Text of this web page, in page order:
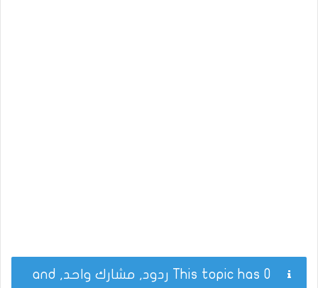
This topic has 0 ردود, مشارك واحد, and